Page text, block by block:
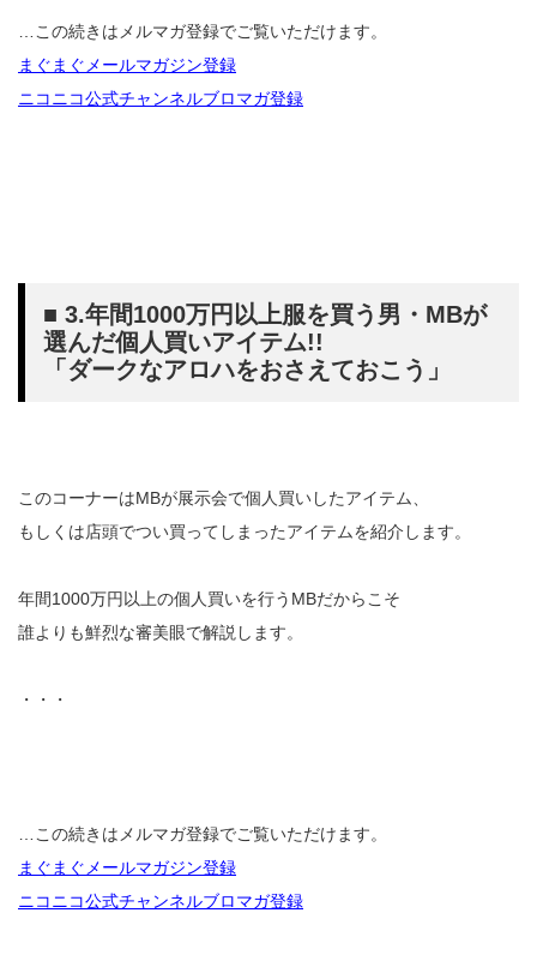
…この続きはメルマガ登録でご覧いただけます。
まぐまぐメールマガジン登録
ニコニコ公式チャンネルブロマガ登録
■ 3.年間1000万円以上服を買う男・MBが
選んだ個人買いアイテム!!
「ダークなアロハをおさえておこう」
このコーナーはMBが展示会で個人買いしたアイテム、
もしくは店頭でつい買ってしまったアイテムを紹介します。
年間1000万円以上の個人買いを行うMBだからこそ
誰よりも鮮烈な審美眼で解説します。
・・・
…この続きはメルマガ登録でご覧いただけます。
まぐまぐメールマガジン登録
ニコニコ公式チャンネルブロマガ登録